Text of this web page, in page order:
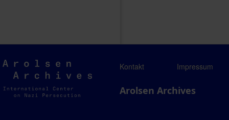
Arolsen
Archives
Kontakt Impressum
Arolsen Archives